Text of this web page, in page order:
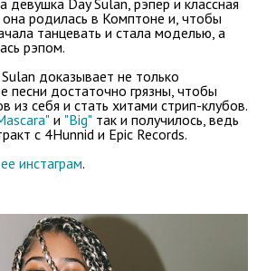
она родилась в Комптоне и, чтобы
танцевать и стала моделью, а
рэпом.
доказывает не только
песни достаточно грязны, чтобы
из себя и стать хитами стрип-клубов.
и "Big" так и получилось, ведь
с 4Hunnid и Epic Records.
ее инстаграм.